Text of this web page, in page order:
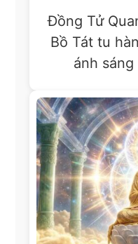
Đồng Tử
Bồ Tát tu
ánh